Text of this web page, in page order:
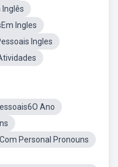
Ingles
Ingles
Ano
Personal Pronouns